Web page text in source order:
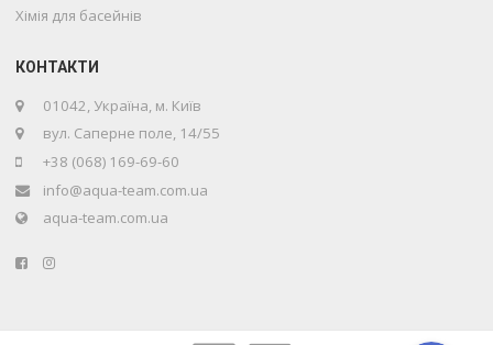
Хімія для басейнів
КОНТАКТИ
01042, Україна, м. Київ
вул. Саперне поле, 14/55
+38 (068) 169-69-60
info@aqua-team.com.ua
aqua-team.com.ua